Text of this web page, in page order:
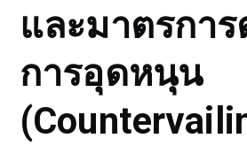
และมาตรกา
การอุดหนุน